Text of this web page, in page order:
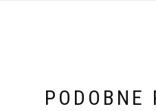
PODOBNE